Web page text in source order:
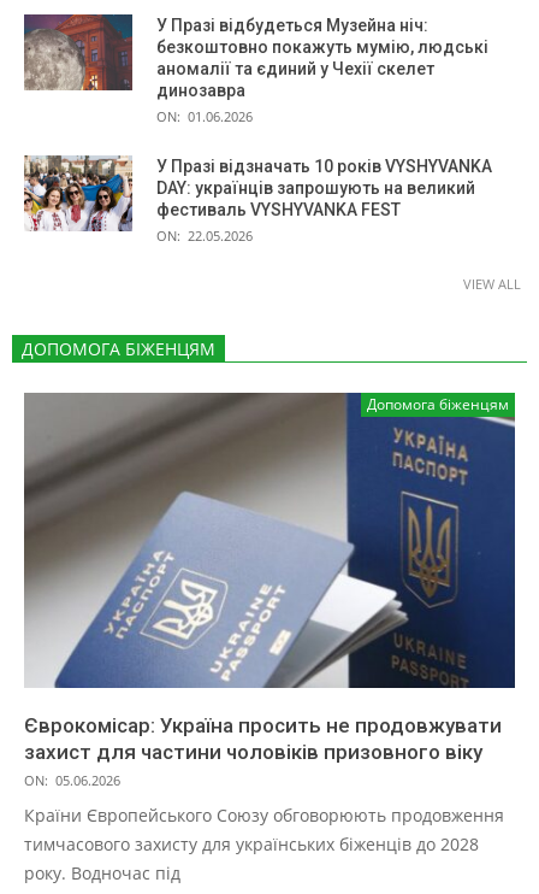
У Празі відбудеться Музейна ніч:
безкоштовно покажуть мумію, людські
аномалії та єдиний у Чехії скелет
динозавра
ON: 01.06.2026
У Празі відзначать 10 років VYSHYVANKA
DAY: українців запрошують на великий
фестиваль VYSHYVANKA FEST
ON: 22.05.2026
VIEW ALL
ДОПОМОГА БІЖЕНЦЯМ
Допомога біженцям
Єврокомісар: Україна просить не продовжувати
захист для частини чоловіків призовного віку
ON: 05.06.2026
Країни Європейського Союзу обговорюють продовження
тимчасового захисту для українських біженців до 2028
року. Водночас під